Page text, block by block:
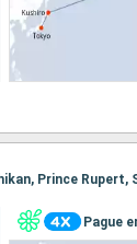
Prince Rupert,
Pague